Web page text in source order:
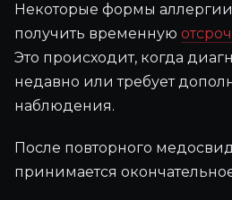
Некоторые формы
получить временную
Это происходит, когда
недавно или требует
наблюдения.
После повторного
принимается